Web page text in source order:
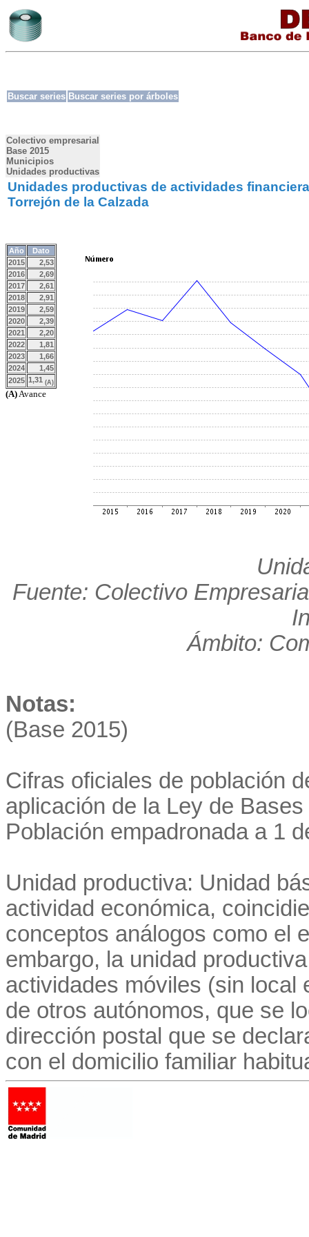
Buscar series Buscar series por árboles
Colectivo empresarial
Base 2015
Municipios
Unidades productivas
Unidades productivas de actividades
Torrejón de la Calzada
Año
Dato
2015
2,53
2016
2,69
2017
2,61
2018
2,91
2019
2,59
2020
2,39
2021
2,20
2022
1,81
2023
1,66
2024
1,45
2025 1,31 (A)
(A)Avance
Fuente: Colectivo
Ámbito:
Notas:
(Base 2015)
Cifras oficiales de población
aplicación de la Ley de
Población empadronada a 1
Unidad productiva: Unidad
actividad económica,
conceptos análogos como el
embargo, la unidad
actividades móviles (sin
de otros autónomos, que se
dirección postal que se
con el domicilio familiar